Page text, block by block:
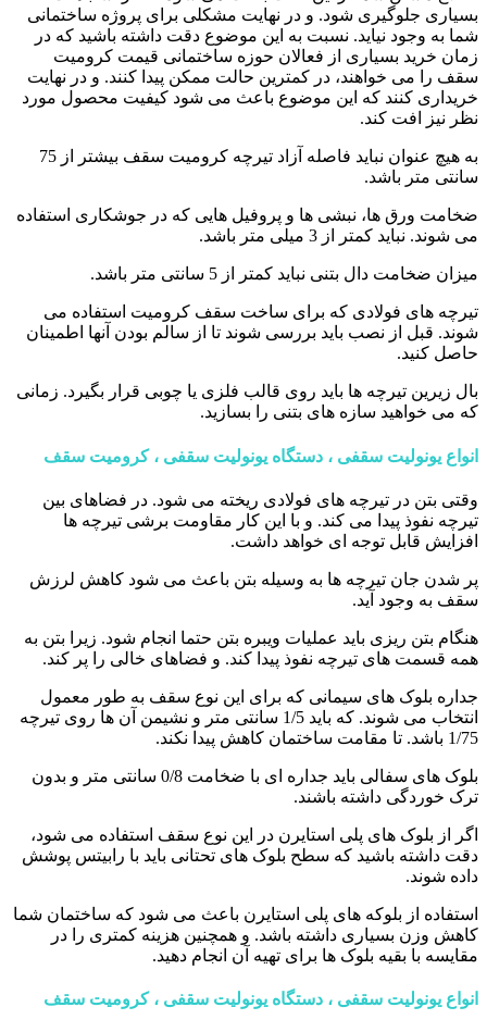
بسیاری جلوگیری شود. و در نهایت مشکلی برای پروژه ساختمانی
شما به وجود نیاید. نسبت به این موضوع دقت داشته باشید که در
زمان خرید بسیاری از فعالان حوزه ساختمانی قیمت کرومیت
سقف را می خواهند، در کمترین حالت ممکن پیدا کنند. و در نهایت
خریداری کنند که این موضوع باعث می شود کیفیت محصول مورد
نظر نیز افت کند.
به هیچ عنوان نباید فاصله آزاد تیرچه کرومیت سقف بیشتر از 75
سانتی متر باشد.
ضخامت ورق ها، نبشی ها و پروفیل هایی که در جوشکاری استفاده
می شوند. نباید کمتر از 3 میلی متر باشد.
میزان ضخامت دال بتنی نباید کمتر از 5 سانتی متر باشد.
تیرچه های فولادی که برای ساخت سقف کرومیت استفاده می
شوند. قبل از نصب باید بررسی شوند تا از سالم بودن آنها اطمینان
حاصل کنید.
بال زیرین تیرچه ها باید روی قالب فلزی یا چوبی قرار بگیرد. زمانی
که می خواهید سازه های بتنی را بسازید.
انواع یونولیت سقفی ، دستگاه یونولیت سقفی ، کرومیت سقف
وقتی بتن در تیرچه های فولادی ریخته می شود. در فضاهای بین
تیرچه نفوذ پیدا می کند. و با این کار مقاومت برشی تیرچه ها
افزایش قابل توجه ای خواهد داشت.
پر شدن جان تیرچه ها به وسیله بتن باعث می شود کاهش لرزش
سقف به وجود آید.
هنگام بتن ریزی باید عملیات ویبره بتن حتما انجام شود. زیرا بتن به
همه قسمت های تیرچه نفوذ پیدا کند. و فضاهای خالی را پر کند.
جداره بلوک های سیمانی که برای این نوع سقف به طور معمول
انتخاب می شوند. که باید 1/5 سانتی متر و نشیمن آن ها روی تیرچه
1/75 باشد. تا مقامت ساختمان کاهش پیدا نکند.
بلوک های سفالی باید جداره ای با ضخامت 0/8 سانتی متر و بدون
ترک خوردگی داشته باشند.
اگر از بلوک های پلی استایرن در این نوع سقف استفاده می شود،
دقت داشته باشید که سطح بلوک های تحتانی باید با رابیتس پوشش
داده شوند.
استفاده از بلوکه های پلی استایرن باعث می شود که ساختمان شما
کاهش وزن بسیاری داشته باشد. و همچنین هزینه کمتری را در
مقایسه با بقیه بلوک ها برای تهیه آن انجام دهید.
انواع یونولیت سقفی ، دستگاه یونولیت سقفی ، کرومیت سقف